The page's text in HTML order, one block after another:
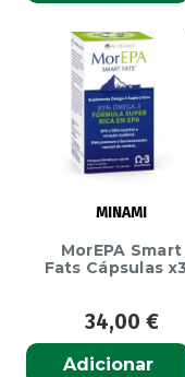
MINAMI
MorEPA Smart
Fats Cápsulas
34,00 €
Adicionar